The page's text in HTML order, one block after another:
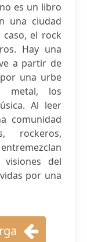
es un libro
una ciudad
el rock
Hay una
a partir de
una urbe
metal, los
Al leer
comunidad
rockeros,
del
por una